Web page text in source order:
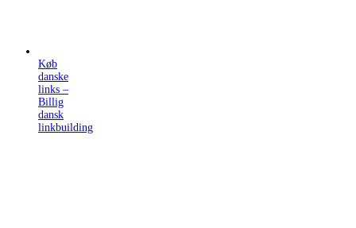
Køb
danske
links –
Billig
dansk
linkbuilding